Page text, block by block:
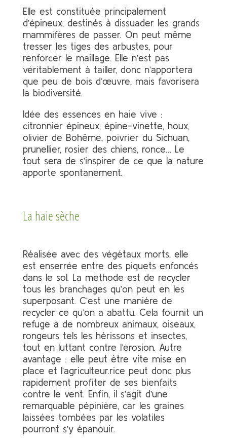
Elle est constituée principalement
d’épineux, destinés à dissuader les grands
mammifères de passer. On peut même
tresser les tiges des arbustes, pour
renforcer le maillage. Elle n’est pas
véritablement à tailler, donc n’apportera
que peu de bois d’œuvre, mais favorisera
la biodiversité.
Idée des essences en haie vive :
citronnier épineux, épine-vinette, houx,
olivier de Bohême, poivrier du Sichuan,
prunellier, rosier des chiens, ronce… Le
tout sera de s’inspirer de ce que la nature
apporte spontanément.
La haie sèche
Réalisée avec des végétaux morts, elle
est enserrée entre des piquets enfoncés
dans le sol. La méthode est de recycler
tous les branchages qu’on peut en les
superposant. C’est une manière de
recycler ce qu’on a abattu. Cela fournit un
refuge à de nombreux animaux, oiseaux,
rongeurs tels les hérissons et insectes,
tout en luttant contre l’érosion. Autre
avantage : elle peut être vite mise en
place et l’agriculteur.rice peut donc plus
rapidement profiter de ses bienfaits
contre le vent. Enfin, il s’agit d’une
remarquable pépinière, car les graines
laissées tombées par les volatiles
pourront s’y épanouir.